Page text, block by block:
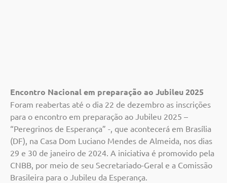
Encontro Nacional em preparação ao Jubileu 2025
Foram reabertas até o dia 22 de dezembro as inscrições
para o encontro em preparação ao Jubileu 2025 –
“Peregrinos de Esperança” -, que acontecerá em Brasília
(DF), na Casa Dom Luciano Mendes de Almeida, nos dias
29 e 30 de janeiro de 2024. A iniciativa é promovido pela
CNBB, por meio de seu Secretariado-Geral e a Comissão
Brasileira para o Jubileu da Esperança.